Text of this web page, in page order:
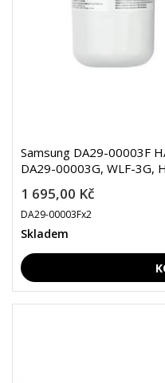
Samsung DA29-00003F
DA29-00003G, WLF-3G,
1 695,00 Kč
DA29-00003Fx2
Skladem